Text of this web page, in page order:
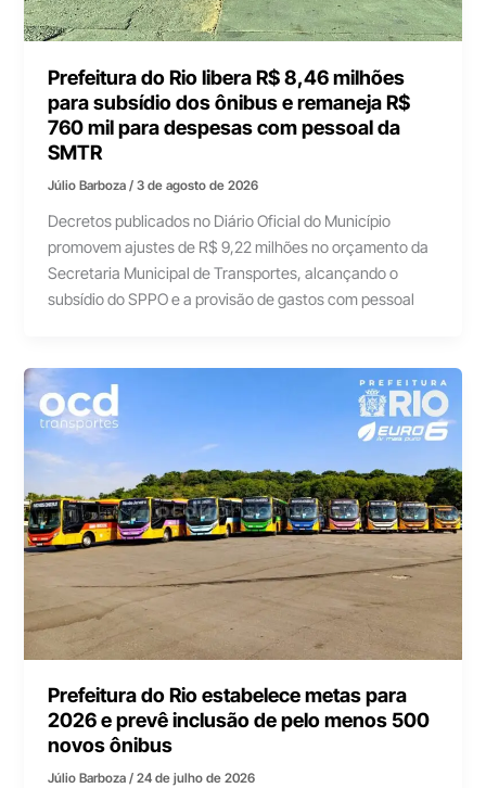
Prefeitura do Rio libera R$ 8,46 milhões
para subsídio dos ônibus e remaneja R$
760 mil para despesas com pessoal da
SMTR
Júlio Barboza/3 de agosto de 2026
Decretos publicados no Diário Oficial do Município
promovem ajustes de R$ 9,22 milhões no orçamento da
Secretaria Municipal de Transportes, alcançando o
subsídio do SPPO e a provisão de gastos com pessoal
Prefeitura do Rio estabelece metas para
2026 e prevê inclusão de pelo menos 500
novos ônibus
Júlio Barboza/24 de julho de 2026